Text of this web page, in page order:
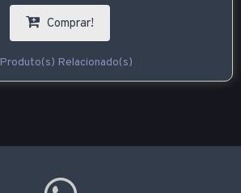
Comprar!
Produto(s) Relacionado(s)